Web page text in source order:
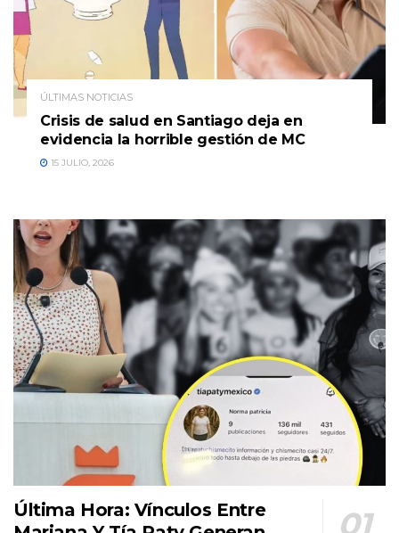
ÚLTIMAS NOTICIAS
Crisis de salud en Santiago deja en
evidencia la horrible gestión de MC
15 JULIO, 2026
Última Hora: Vínculos Entre